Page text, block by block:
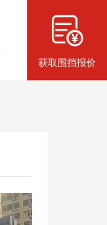
获取围挡报价